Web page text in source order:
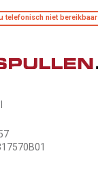
telefonisch niet bereikbaar